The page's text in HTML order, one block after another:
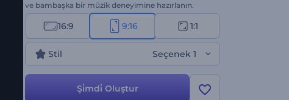
ve bambaşka bir müzik deneyimine hazırlanın.
Hemen oluşturun, fanlarınızı artırın!
16:9 9:16 1:1
Stil Seçenek 1
Şi̇mdi̇ Oluştur